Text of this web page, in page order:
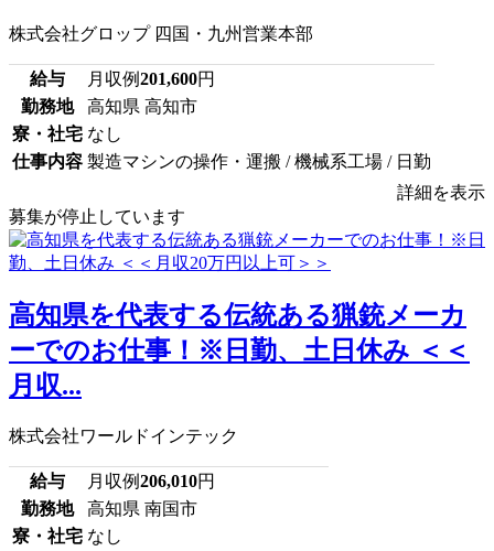
株式会社グロップ 四国・九州営業本部
給与 月収例201,600円
勤務地
高知県 高知市
寮・社宅 なし
仕事内容 製造マシンの操作・運搬 / 機械系工場 / 日勤
詳細を表示
募集が停止しています
高知県を代表する伝統ある猟銃メーカ
ーでのお仕事！※日勤、土日休み ＜＜
月収...
株式会社ワールドインテック
給与 月収例206,010円
勤務地
高知県 南国市
寮・社宅 なし